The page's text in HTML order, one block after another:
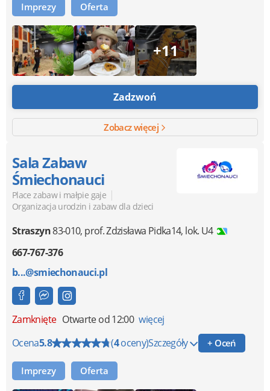
Imprezy Oferta
+11
Zadzwoń
Zobacz więcej
Sala Zabaw
Śmiechonauci
Place zabaw i małpie gaje |
Organizacja urodzin i zabaw dla dzieci
Straszyn83-010, prof. Zdzisława Pidka14, lok. U4
667-767-376
b...@smiechonauci.pl
Zamknięte Otwarte od 12:00 więcej
Ocena5.8 (4oceny)Szczegóły + Oceń
Imprezy Oferta